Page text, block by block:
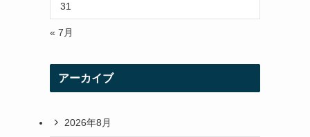
31
« 7月
アーカイブ
2026年8月